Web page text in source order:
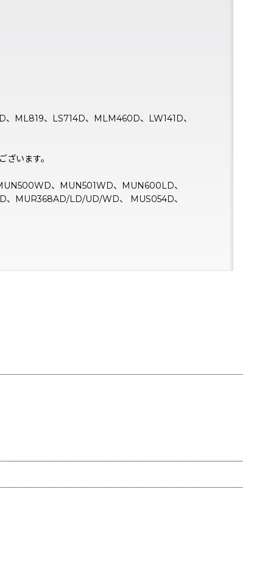
ML819、LS714D、MLM460D、LW141D、
います。
、MUN501WD、MUN600LD、
、MUR368AD/LD/UD/WD、 MUS054D、